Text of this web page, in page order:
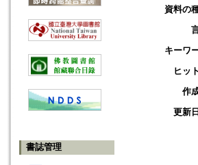
書誌管理
資料の
キーワ
ヒッ
作
更新